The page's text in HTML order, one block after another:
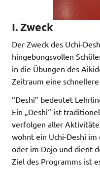
I. Zweck
Der Zweck des Uchi-
hingebungsvollen
in die Übungen des
Zeitraum eine
“Deshi” bedeutet
Ein „Deshi“ ist
verfolgen aller
wohnt ein Uchi-Deshi
oder im Dojo und dient
Ziel des Programms ist